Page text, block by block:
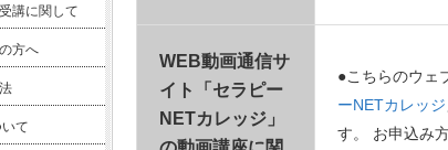
WEB動画通信サ
イト「セラピー
NETカレッジ」
●こちらのウェ
ーNETカレッジ
す。 お申込み
講に関して
方へ
て